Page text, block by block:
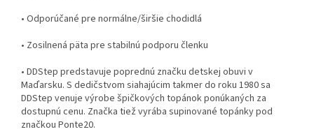
• Odporúčané pre normálne/širšie chodidlá
• Zosilnená päta pre stabilnú podporu členku
• DDStep predstavuje poprednú značku detskej obuvi v
Maďarsku. S dedičstvom siahajúcim takmer do roku 1980 sa
DDStep venuje výrobe špičkových topánok ponúkaných za
dostupnú cenu. Značka tiež vyrába supinované topánky pod
značkou Ponte20.